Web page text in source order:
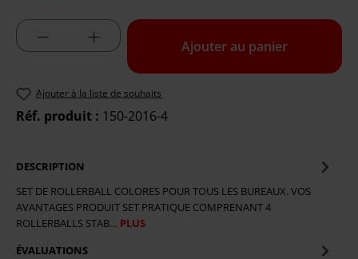
Quantité de produit : Entrez la quantité
Ajouter au panier
Ajouter à la liste de souhaits
Réf. produit : 150-2016-4
DESCRIPTION
SET DE ROLLERBALL COLORES POUR TOUS LES BUREAUX. VOS
AVANTAGES PRODUIT SET PRATIQUE COMPRENANT 4
ROLLERBALLS STAB… PLUS
ÉVALUATIONS